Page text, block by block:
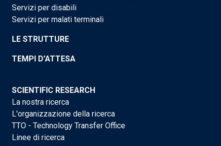
Servizi per disabili
Servizi per malati terminali
LE STRUTTURE
TEMPI D'ATTESA
SCIENTIFIC RESEARCH
La nostra ricerca
L'organizzazione della ricerca
TTO - Technology Transfer Office
Linee di ricerca